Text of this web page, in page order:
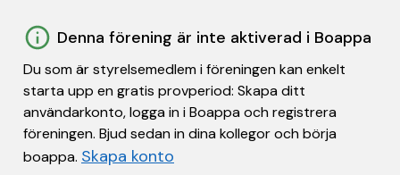
Denna förening är inte aktiverad i Boappa
Du som är styrelsemedlem i föreningen kan enkelt
starta upp en gratis provperiod: Skapa ditt
användarkonto, logga in i Boappa och registrera
föreningen. Bjud sedan in dina kollegor och börja
boappa. Skapa konto